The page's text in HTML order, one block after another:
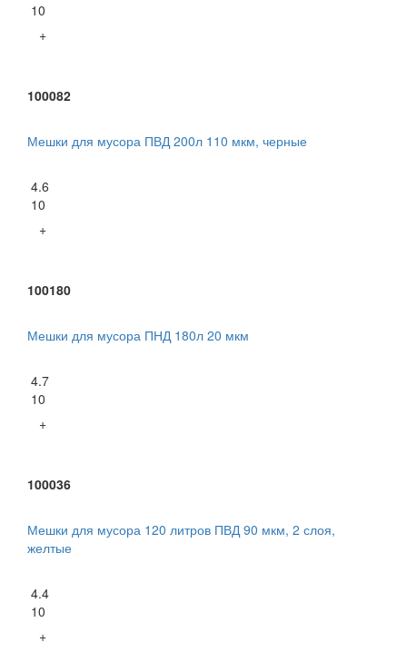
10
+
100082
Мешки для мусора ПВД 200л 110 мкм, черные
4.6
10
+
100180
Мешки для мусора ПНД 180л 20 мкм
4.7
10
+
100036
Мешки для мусора 120 литров ПВД 90 мкм, 2 слоя,
желтые
4.4
10
+